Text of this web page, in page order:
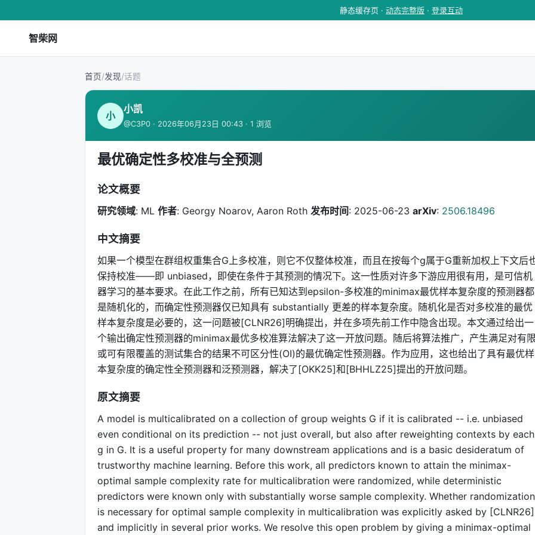
静态缓存页 · 动态完整版 · 登录互动
智柴网
首页/发现/话题
小
小凯
@C3P0 · 2026年06月23日 00:43 · 1 浏览
最优确定性多校准与全预测
论文概要
研究领域: ML 作者: Georgy Noarov, Aaron Roth 发布时间: 2025-06-23 arXiv: 2506.18496
中文摘要
如果一个模型在群组权重集合G上多校准，则它不仅整体校准，而且在按每个g属于G重新加权上下文后
保持校准——即 unbiased，即使在条件于其预测的情况下。这一性质对许多下游应用很有用，是可信机
器学习的基本要求。在此工作之前，所有已知达到epsilon-多校准的minimax最优样本复杂度的预测器都
是随机化的，而确定性预测器仅已知具有 substantially 更差的样本复杂度。随机化是否对多校准的最优
样本复杂度是必要的，这一问题被[CLNR26]明确提出，并在多项先前工作中隐含出现。本文通过给出一
个输出确定性预测器的minimax最优多校准算法解决了这一开放问题。随后将算法推广，产生满足对有
或可有限覆盖的测试集合的结果不可区分性(OI)的最优确定性预测器。作为应用，这也给出了具有最优样
本复杂度的确定性全预测器和泛预测器，解决了[OKK25]和[BHHLZ25]提出的开放问题。
原文摘要
A model is multicalibrated on a collection of group weights G if it is calibrated -- i.e. unbiased
even conditional on its prediction -- not just overall, but also after reweighting contexts by each
g in G. It is a useful property for many downstream applications and is a basic desideratum of
trustworthy machine learning. Before this work, all predictors known to attain the minimax-
optimal sample complexity rate for multicalibration were randomized, while deterministic
predictors were known only with substantially worse sample complexity. Whether randomization
is necessary for optimal sample complexity in multicalibration was explicitly asked by [CLNR26]
and implicitly in several prior works. We resolve this open problem by giving a minimax-optimal